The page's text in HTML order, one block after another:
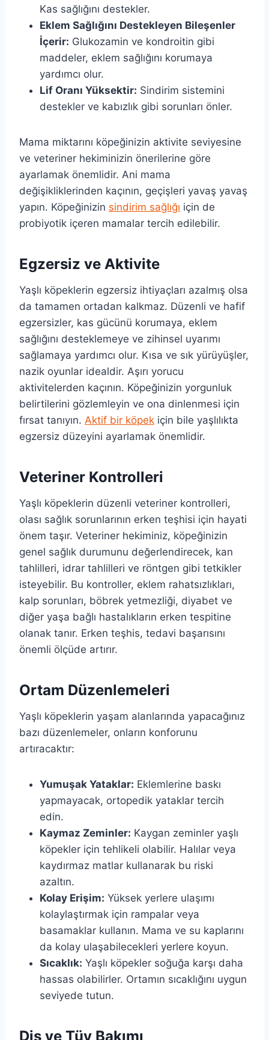
Kas sağlığını destekler.
Eklem Sağlığını Destekleyen Bileşenler
İçerir: Glukozamin ve kondroitin gibi
maddeler, eklem sağlığını korumaya
yardımcı olur.
Lif Oranı Yüksektir: Sindirim sistemini
destekler ve kabızlık gibi sorunları önler.
Mama miktarını köpeğinizin aktivite seviyesine
ve veteriner hekiminizin önerilerine göre
ayarlamak önemlidir. Ani mama
değişikliklerinden kaçının, geçişleri yavaş yavaş
yapın. Köpeğinizin sindirim sağlığı için de
probiyotik içeren mamalar tercih edilebilir.
Egzersiz ve Aktivite
Yaşlı köpeklerin egzersiz ihtiyaçları azalmış olsa
da tamamen ortadan kalkmaz. Düzenli ve hafif
egzersizler, kas gücünü korumaya, eklem
sağlığını desteklemeye ve zihinsel uyarımı
sağlamaya yardımcı olur. Kısa ve sık yürüyüşler,
nazik oyunlar idealdir. Aşırı yorucu
aktivitelerden kaçının. Köpeğinizin yorgunluk
belirtilerini gözlemleyin ve ona dinlenmesi için
fırsat tanıyın. Aktif bir köpek için bile yaşlılıkta
egzersiz düzeyini ayarlamak önemlidir.
Veteriner Kontrolleri
Yaşlı köpeklerin düzenli veteriner kontrolleri,
olası sağlık sorunlarının erken teşhisi için hayati
önem taşır. Veteriner hekiminiz, köpeğinizin
genel sağlık durumunu değerlendirecek, kan
tahlilleri, idrar tahlilleri ve röntgen gibi tetkikler
isteyebilir. Bu kontroller, eklem rahatsızlıkları,
kalp sorunları, böbrek yetmezliği, diyabet ve
diğer yaşa bağlı hastalıkların erken tespitine
olanak tanır. Erken teşhis, tedavi başarısını
önemli ölçüde artırır.
Ortam Düzenlemeleri
Yaşlı köpeklerin yaşam alanlarında yapacağınız
bazı düzenlemeler, onların konforunu
artıracaktır:
Yumuşak Yataklar: Eklemlerine baskı
yapmayacak, ortopedik yataklar tercih
edin.
Kaymaz Zeminler: Kaygan zeminler yaşlı
köpekler için tehlikeli olabilir. Halılar veya
kaydırmaz matlar kullanarak bu riski
azaltın.
Kolay Erişim: Yüksek yerlere ulaşımı
kolaylaştırmak için rampalar veya
basamaklar kullanın. Mama ve su kaplarını
da kolay ulaşabilecekleri yerlere koyun.
Sıcaklık: Yaşlı köpekler soğuğa karşı daha
hassas olabilirler. Ortamın sıcaklığını uygun
seviyede tutun.
Diş ve Tüy Bakımı